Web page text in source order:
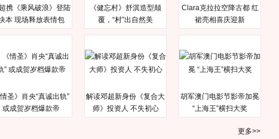
携《乘风破浪》登陆
本 现场释放表情包
《健忘村》舒淇造型颠
覆，“村”出自然美
Clara克拉拉空降古都 红
裙亮相喜庆迎新
情圣》肖央“真诚出轨”
或成贺岁档爆款帝
解读邓超新身份《复合大
师》投资人 不失初心
胡军澳门电影节影帝加冕
“上海王”横扫大奖
更多>>